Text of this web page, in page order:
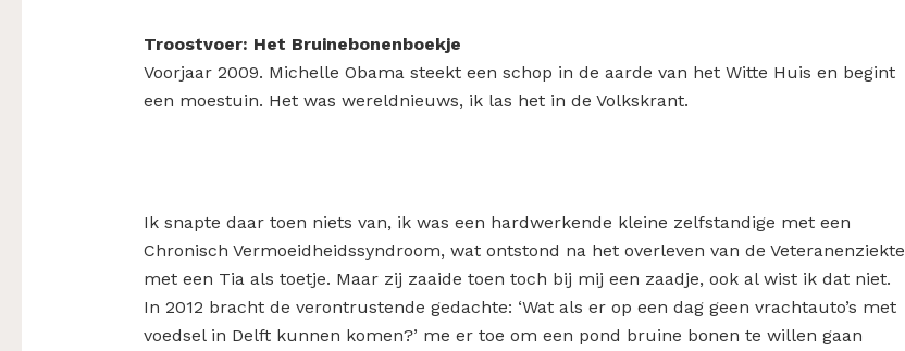
Troostvoer: Het Bruinebonenboekje
Voorjaar 2009. Michelle Obama steekt een schop in de aarde van het Witte Huis en begint
een moestuin. Het was wereldnieuws, ik las het in de Volkskrant.
Ik snapte daar toen niets van, ik was een hardwerkende kleine zelfstandige met een
Chronisch Vermoeidheidssyndroom, wat ontstond na het overleven van de Veteranenziekte
met een Tia als toetje. Maar zij zaaide toen toch bij mij een zaadje, ook al wist ik dat niet.
In 2012 bracht de verontrustende gedachte: ‘Wat als er op een dag geen vrachtauto’s met
voedsel in Delft kunnen komen?’ me er toe om een pond bruine bonen te willen gaan